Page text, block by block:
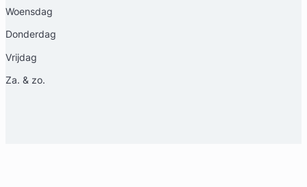
Woensdag
Donderdag
Vrijdag
Za. & zo.